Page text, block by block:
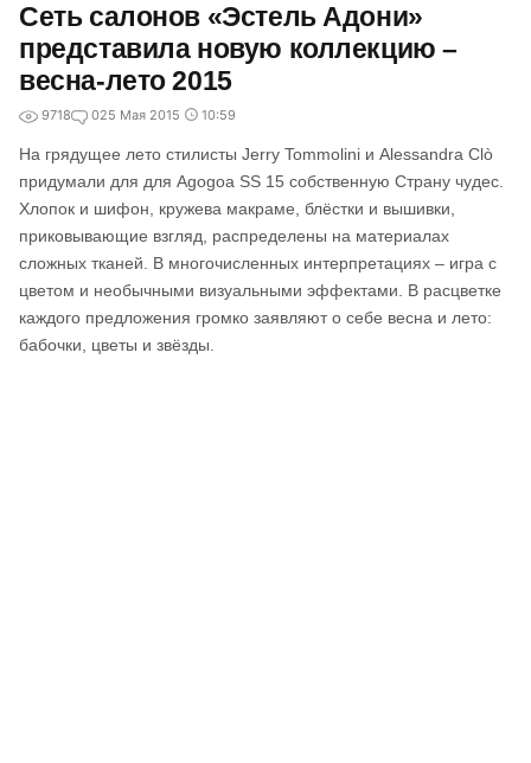
Сеть салонов «Эстель Адони»
представила новую коллекцию –
весна-лето 2015
9718 025 Мая 2015 10:59
На грядущее лето стилисты Jerry Tommolini и Alessandra Clò
придумали для для Agogoa SS 15 собственную Страну чудес.
Хлопок и шифон, кружева макраме, блёстки и вышивки,
приковывающие взгляд, распределены на материалах
сложных тканей. В многочисленных интерпретациях – игра с
цветом и необычными визуальными эффектами. В расцветке
каждого предложения громко заявляют о себе весна и лето:
бабочки, цветы и звёзды.